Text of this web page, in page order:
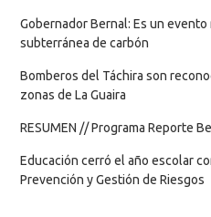
Gobernador Bernal: Es un
subterránea de carbón
Bomberos del Táchira son
zonas de La Guaira
RESUMEN // Programa Reporte
Educación cerró el año escolar
Prevención y Gestión de Riesgos